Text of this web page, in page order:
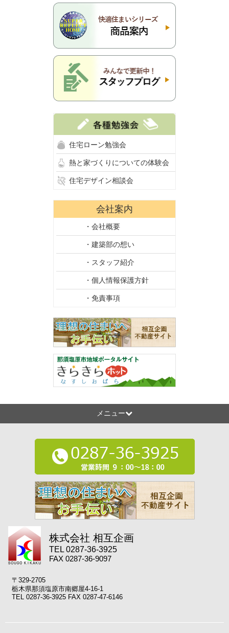
住宅ローン勉強会
熱と家づくりについての体験会
住宅デザイン相談会
会社案内
・会社概要
・建築部の想い
・スタッフ紹介
・個人情報保護方針
・免責事項
メニュー
株式会社 相互企画
TEL 0287-36-3925
FAX 0287-36-9097
〒329-2705
栃木県那須塩原市南郷屋4-16-1
TEL 0287-36-3925 FAX 0287-47-6146